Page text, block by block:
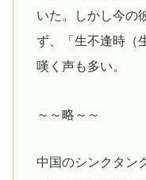
いた。しかし今の
ず、「生不逢時（
嘆く声も多い。
～～略～～
中国のシンクタン